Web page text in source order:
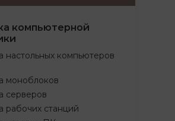
компьютерной
настольных компьютеров
моноблоков
серверов
рабочих станций